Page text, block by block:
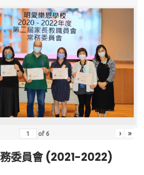
of 6 › »
委員會 (2021-2022)